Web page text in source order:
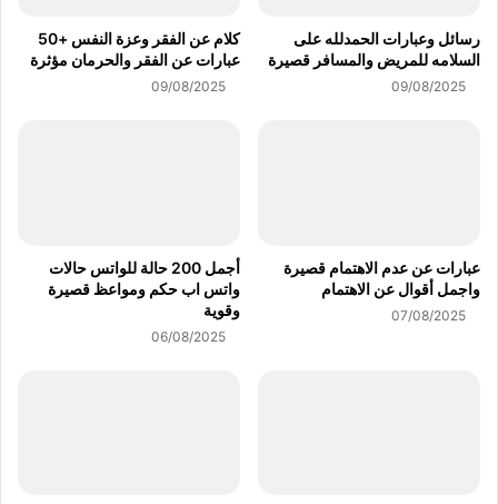
رسائل وعبارات الحمدلله على
السلامه للمريض والمسافر قصيرة
09/08/2025
كلام عن الفقر وعزة النفس +50
عبارات عن الفقر والحرمان مؤثرة
09/08/2025
عبارات عن عدم الاهتمام قصيرة
واجمل أقوال عن الاهتمام
07/08/2025
أجمل 200 حالة للواتس حالات
واتس اب حكم ومواعظ قصيرة
وقوية
06/08/2025